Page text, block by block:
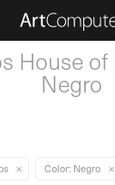
House
Negro
Color: Negro